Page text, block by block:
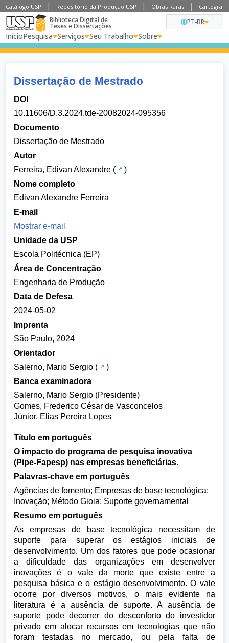
Catálogo USP Repositório da Produção USP Obras Raras
Biblioteca Digital de
Teses e Dissertações
InícioPesquisa Serviços Seu Trabalho Sobre
PT-BR
Dissertação de Mestrado
DOI
10.11606/D.3.2024.tde-20082024-095356
Documento
Dissertação de Mestrado
Autor
Ferreira, Edivan Alexandre (
)
Nome completo
Edivan Alexandre Ferreira
E-mail
Mostrar e-mail
Unidade da USP
Escola Politécnica (EP)
Área de Concentração
Engenharia de Produção
Data de Defesa
2024-05-02
Imprenta
São Paulo, 2024
Orientador
Salerno, Mario Sergio (
)
Banca examinadora
Salerno, Mario Sergio (Presidente)
Gomes, Frederico César de Vasconcelos
Júnior, Elias Pereira Lopes
Título em português
O impacto do programa de pesquisa inovativa
(Pipe-Fapesp) nas empresas beneficiárias.
Palavras-chave em português
Agências de fomento; Empresas de base tecnológica;
Inovação; Método Gioia; Suporte governamental
Resumo em português
As empresas de base tecnológica necessitam de
suporte para superar os estágios iniciais de
desenvolvimento. Um dos fatores que pode ocasionar
a dificuldade das organizações em desenvolver
inovações é o vale da morte que existe entre a
pesquisa básica e o estágio desenvolvimento. O vale
ocorre por diversos motivos, o mais evidente na
literatura é a ausência de suporte. A ausência de
suporte pode decorrer do desconforto do investidor
privado em alocar recursos em tecnologias que não
foram testadas no mercado, ou pela falta de